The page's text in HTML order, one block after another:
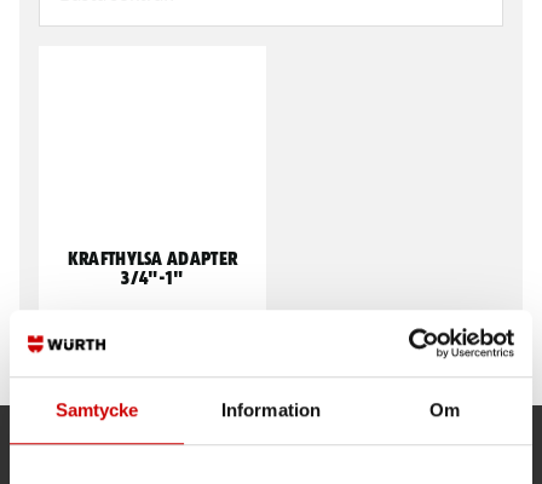
Samtycke Information Om
Krafthylsa adapter
3/4"-1"